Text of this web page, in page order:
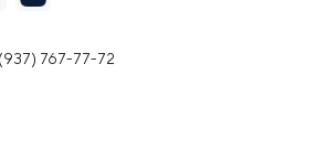
767-77-72